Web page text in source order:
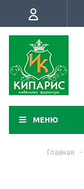
МЕНЮ
Главная -